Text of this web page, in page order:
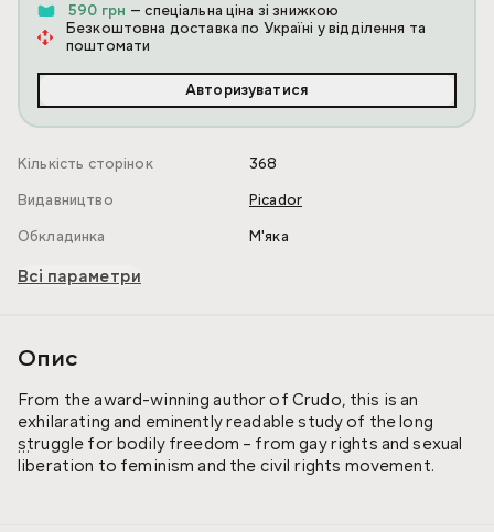
590 грн — спеціальна ціна зі знижкою
Безкоштовна доставка по Україні у відділення та
поштомати
Авторизуватися
Кількість сторінок
368
Видавництво
Picador
Обкладинка
М'яка
Всі параметри
Опис
From the award-winning author of Crudo, this is an
exhilarating and eminently readable study of the long
struggle for bodily freedom – from gay rights and sexual
liberation to feminism and the civil rights movement.